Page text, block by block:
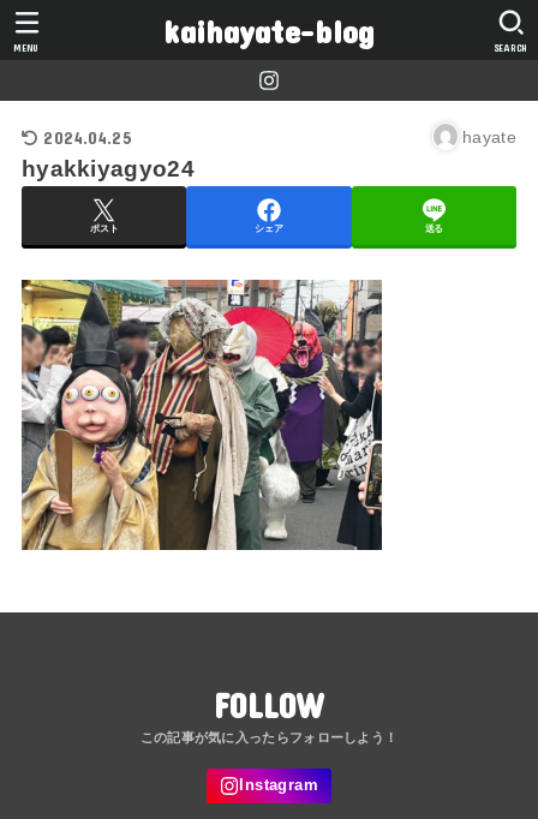
kaihayate-blog SEARCH
MENU
2024.04.25 hayate
hyakkiyagyo24
ポスト シェア 送る
FOLLOW